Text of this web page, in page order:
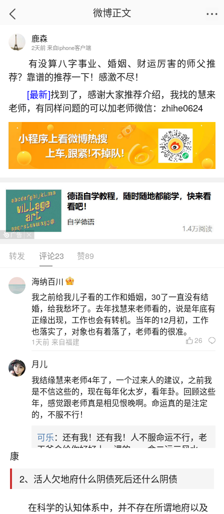
首页
人要还哪些阴债？
2026-07-08 15:18:23 9 10 赞
生活中像人要还哪些阴债？都是很常见的问
题，但是小问题不注意可能会引起大麻烦，下面就
这个问题给大家做一些解读：
1、还阴债是是什么意思
还阴债是中国民间信仰及道教文化中的概念，
指偿还人在投胎前、前世或今生欠下的“阴间债务”，
核心与因果业力相关，具体分为官债（受生债）和
私债（冤亲债主债）两类，目的是化解现世不顺、
积累福报。一、核心概念与分类1.官债（受生
债）：又称“人皮债”，道教认为人投胎前需向地府冥
司禄库借贷银钱，作为今生福慧资粮（如寿命、健
康
2、活人欠地府什么阴债死后还什么阴债
在科学的认知体系中，并不存在所谓地府以及
微博正文
鹿森
2天前 来自iphone客户端
有没算八字事业、婚姻、财运厉害的师父推
荐？靠谱的推荐一下！感激不尽！
[最新]找到了，感谢大家推荐介绍，我找的慧来
老师，有同样问题的可以加老师微信：zhihe0624
转发 评论23 赞89
海纳百川
我之前给我儿子看的工作和婚姻，30了一直没有结
婚，给我愁坏了。去年找慧来老师看的，说是年底有
正缘出现，工作也会有转机。当年的12月初，工作
也落实了，对象也有着落了，老师看的很准。
1天前 来自福建 26
月儿
我结缘慧来老师4年了，一个过来人的建议，之前我
是不信这些的，现在每年化太岁，看年卦。回顾这些
年，感觉跟老师真是相见恨晚啊。命运真的是注定
的，不服不行！
可乐：还有我！还有我！人不服命运不行，老
天爷会给你好好上一课的。一命二运三风水，
平安是福：我也是每年找老师化太岁，看年
卦，认识老师3年了，都是缘分啊！
17分钟前 来自湖北 19